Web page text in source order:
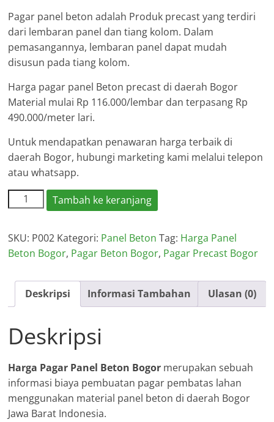
Pagar panel beton adalah Produk precast yang terdiri
dari lembaran panel dan tiang kolom. Dalam
pemasangannya, lembaran panel dapat mudah
disusun pada tiang kolom.
Harga pagar panel Beton precast di daerah Bogor
Material mulai Rp 116.000/lembar dan terpasang Rp
490.000/meter lari.
Untuk mendapatkan penawaran harga terbaik di
daerah Bogor, hubungi marketing kami melalui telepon
atau whatsapp.
Kuantitas
Harga
Panel
Beton
Tambah ke keranjang
SKU: P002 Kategori: Panel Beton Tag: Harga Panel
Beton Bogor, Pagar Beton Bogor, Pagar Precast Bogor
Deskripsi Informasi Tambahan Ulasan (0)
Deskripsi
Harga Pagar Panel Beton Bogor merupakan sebuah
informasi biaya pembuatan pagar pembatas lahan
menggunakan material panel beton di daerah Bogor
Jawa Barat Indonesia.